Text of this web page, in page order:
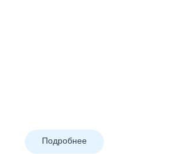
Подробнее